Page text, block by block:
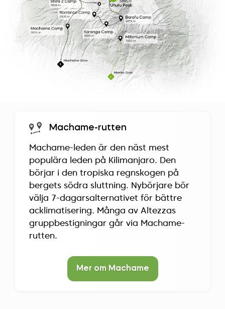
Machame-rutten
Machame-leden är den näst mest
populära leden på Kilimanjaro. Den
börjar i den tropiska regnskogen på
bergets södra sluttning. Nybörjare bör
välja 7-dagarsalternativet för bättre
acklimatisering. Många av Altezzas
gruppbestigningar går via Machame-
rutten.
Mer om Machame